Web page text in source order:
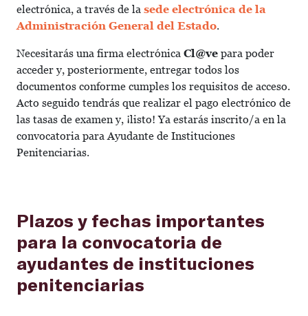
electrónica, a través de la sede electrónica de la
Administración General del Estado.
Necesitarás una firma electrónica Cl@ve para poder
acceder y, posteriormente, entregar todos los
documentos conforme cumples los requisitos de acceso.
Acto seguido tendrás que realizar el pago electrónico de
las tasas de examen y, ¡listo! Ya estarás inscrito/a en la
convocatoria para Ayudante de Instituciones
Penitenciarias.
Plazos y fechas importantes
para la convocatoria de
ayudantes de instituciones
penitenciarias